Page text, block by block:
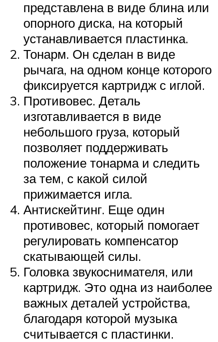
представлена в виде блина или
опорного диска, на который
устанавливается пластинка.
Тонарм. Он сделан в виде
рычага, на одном конце которого
фиксируется картридж с иглой.
Противовес. Деталь
изготавливается в виде
небольшого груза, который
позволяет поддерживать
положение тонарма и следить
за тем, с какой силой
прижимается игла.
Антискейтинг. Еще один
противовес, который помогает
регулировать компенсатор
скатывающей силы.
Головка звукоснимателя, или
картридж. Это одна из наиболее
важных деталей устройства,
благодаря которой музыка
считывается с пластинки.